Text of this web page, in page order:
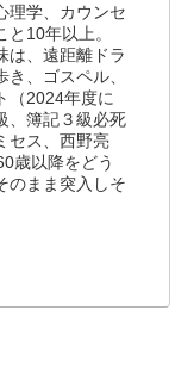
理学、カウンセ
10年以上。
は、遠距離ドラ
、ゴスペル、
（2024年度に
、簿記３級必死
セス、西野亮
歳以降をどう
のまま突入しそ